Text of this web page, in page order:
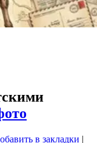
в закладки |